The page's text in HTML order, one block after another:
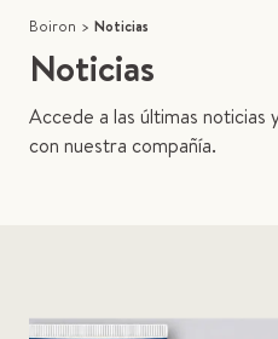
Boiron > Noticias
Noticias
Accede a las últimas noticias
con nuestra compañía.